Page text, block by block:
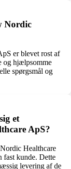
Nordic
er blevet rost af
og hjælpsomme
spørgsmål og
et
ApS?
Healthcare
fast kunde. Dette
levering af de